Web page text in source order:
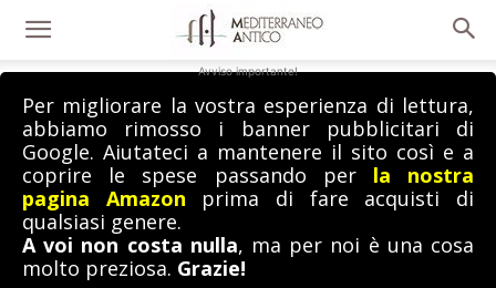
Avviso importante!
Per migliorare la vostra esperienza di lettura,
abbiamo rimosso i banner pubblicitari di
Google. Aiutateci a mantenere il sito così e a
coprire le spese passando per la nostra
pagina Amazon prima di fare acquisti di
qualsiasi genere.
A voi non costa nulla, ma per noi è una cosa
molto preziosa. Grazie!